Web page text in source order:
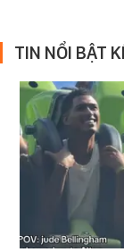
TIN NỔI BẬT